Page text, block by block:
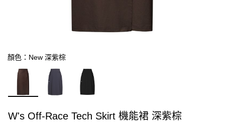
顏色：New 深紫棕
W's Off-Race Tech Skirt 機能裙 深紫棕